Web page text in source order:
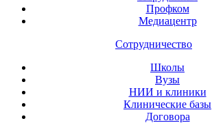
Профком
Медиацентр
Сотрудничество
Школы
Вузы
НИИ и клиники
Клинические базы
Договора